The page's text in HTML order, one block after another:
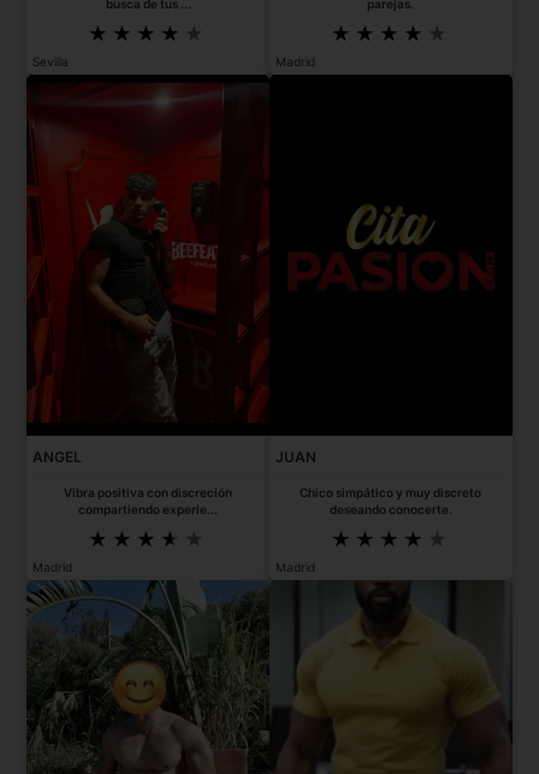
busca de tus ...
Sevilla
parejas.
Madrid
ANGEL
Vibra positiva con discreción
compartiendo experie...
Madrid
JUAN
Chico simpático y muy discreto
deseando conocerte.
Madrid